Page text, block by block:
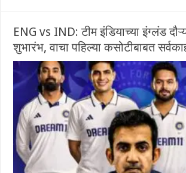
ENG vs IND: टीम इंडियाच्या इंग्लंड
शुभारंभ, वाचा पहिल्या कसोटीबाबत